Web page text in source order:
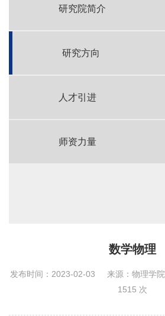
研究院简介
研究方向
人才引进
师资力量
数学物理
发布时间：2023-02-03 来源：物理学院
1515 次